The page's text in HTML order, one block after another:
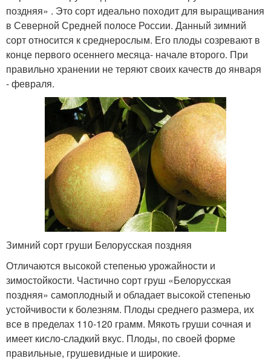
поздняя» . Это сорт идеально походит для выращивания
в Северной Средней полосе России. Данный зимний
сорт относится к среднерослым. Его плоды созревают в
конце первого осеннего месяца- начале второго. При
правильно хранении не теряют своих качеств до января
- февраля.
Зимний сорт груши Белорусская поздняя
Отличаются высокой степенью урожайности и
зимостойкости. Частично сорт груш «Белорусская
поздняя» самоплодный и обладает высокой степенью
устойчивости к болезням. Плоды среднего размера, их
все в пределах 110-120 грамм. Мякоть груши сочная и
имеет кисло-сладкий вкус. Плоды, по своей форме
правильные, грушевидные и широкие.